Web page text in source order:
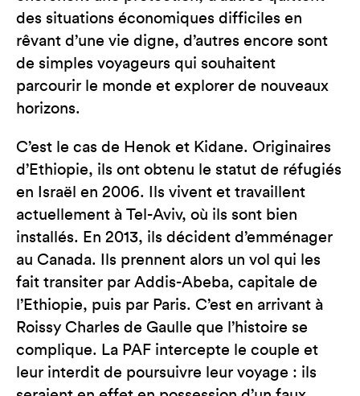
des situations économiques difficiles en
rêvant d’une vie digne, d’autres encore sont
de simples voyageurs qui souhaitent
parcourir le monde et explorer de nouveaux
horizons.
C’est le cas de Henok et Kidane. Originaires
d’Ethiopie, ils ont obtenu le statut de réfugiés
en Israël en 2006. Ils vivent et travaillent
actuellement à Tel-Aviv, où ils sont bien
installés. En 2013, ils décident d’emménager
au Canada. Ils prennent alors un vol qui les
fait transiter par Addis-Abeba, capitale de
l’Ethiopie, puis par Paris. C’est en arrivant à
Roissy Charles de Gaulle que l’histoire se
complique. La PAF intercepte le couple et
leur interdit de poursuivre leur voyage : ils